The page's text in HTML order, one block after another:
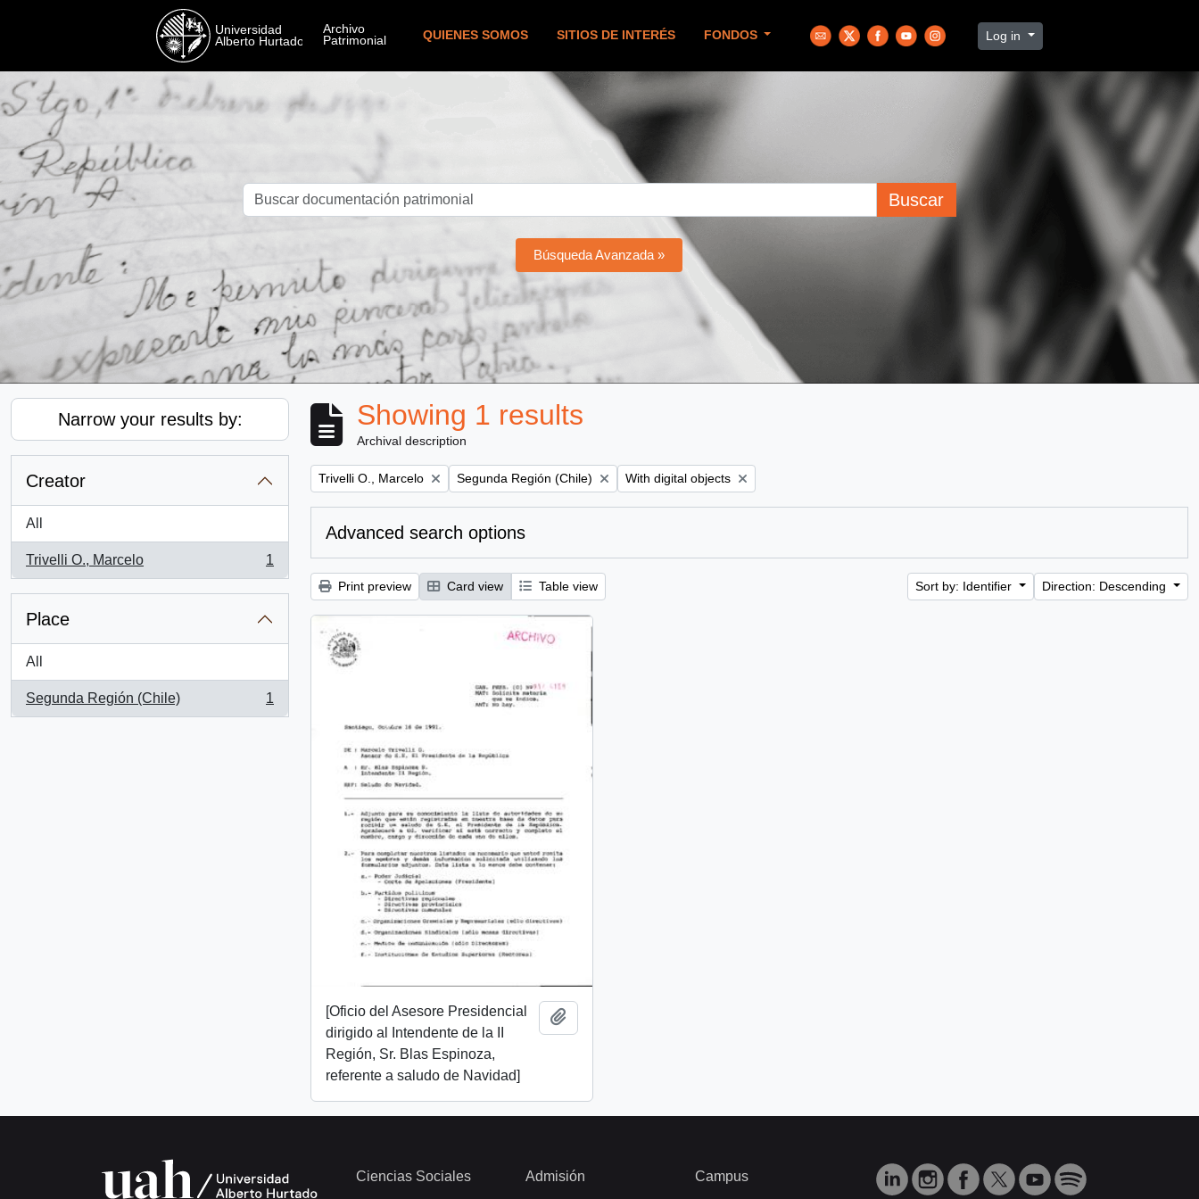
QUIENES SOMOS SITIOS DE INTERÉS FONDOS Log in
Buscar
Búsqueda Avanzada »
Narrow your results by:
Creator
All
Trivelli O., Marcelo
, 1 results
1
Place
All
Segunda Región (Chile)
, 1 results
1
Showing 1 results
Archival description
Remove filter:
Trivelli O., Marcelo Remove filter:
Segunda Región (Chile) Remove filter:
With digital objects
Advanced search options
Print preview Card view Table view Sort by: Identifier Direction: Descending
[Oficio del Asesore Presidencial
dirigido al Intendente de la II
Región, Sr. Blas Espinoza,
referente a saludo de Navidad]
Ciencias Sociales Admisión Campus